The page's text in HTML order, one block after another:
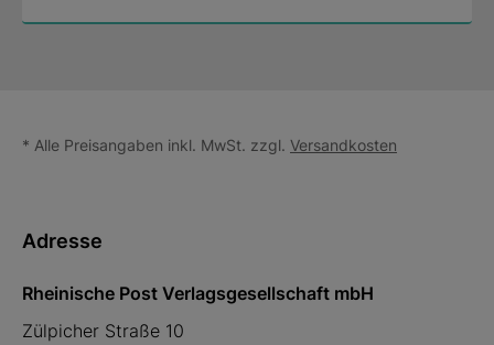
* Alle Preisangaben inkl. MwSt. zzgl. Versandkosten
Adresse
Rheinische Post Verlagsgesellschaft mbH
Zülpicher Straße 10